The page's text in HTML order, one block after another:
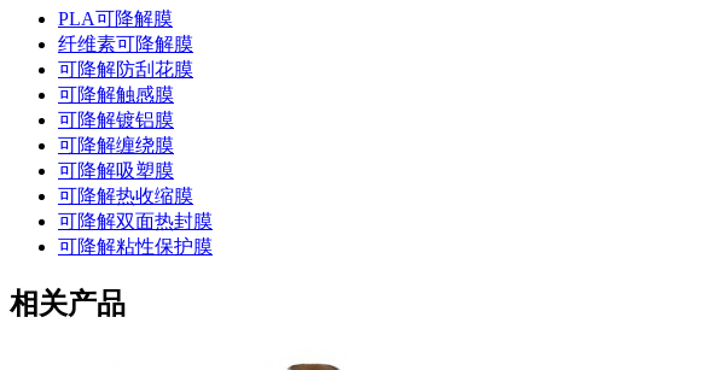
PLA可降解膜
纤维素可降解膜
可降解防刮花膜
可降解触感膜
可降解镀铝膜
可降解缠绕膜
可降解吸塑膜
可降解热收缩膜
可降解双面热封膜
可降解粘性保护膜
相关产品